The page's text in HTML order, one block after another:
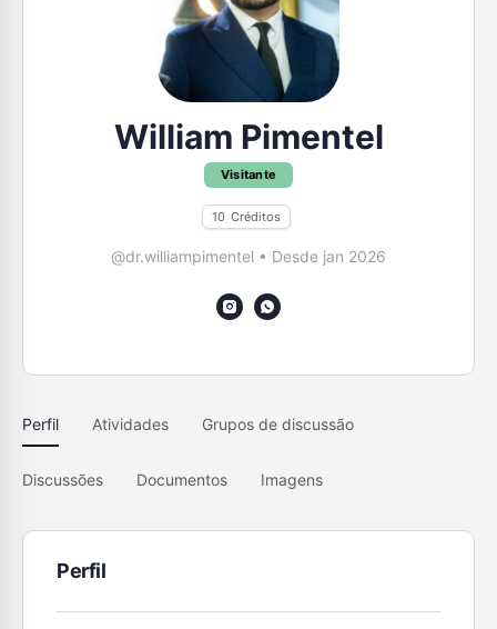
William Pimentel
Visitante
10 Créditos
@dr.williampimentel • Desde jan 2026
Perfil Atividades Grupos de discussão
Discussões Documentos Imagens
Perfil